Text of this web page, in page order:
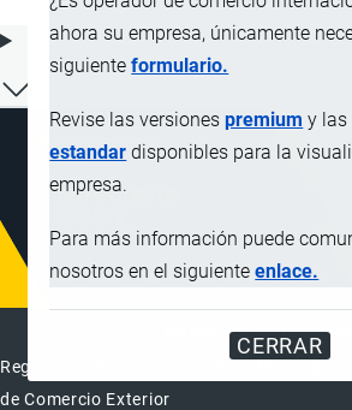
ahora su empresa, únicamente
siguienteformulario.
Revise las versionespremium y las
estandar disponibles para la
empresa.
Para más información puede
nosotros en el siguienteenlace.
CERRAR
DIRECTORIO
Registre su Empresa en el Directorio
de Comercio Exterior